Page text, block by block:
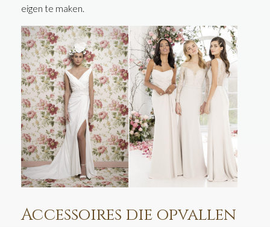
eigen te maken.
Accessoires die opvallen